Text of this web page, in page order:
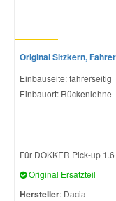
Original Sitzkern,
Einbauseite: fahrerseitig
Einbauort: Rückenlehne
Für DOKKER Pick-up
Original Ersatzteil
Hersteller: Dacia